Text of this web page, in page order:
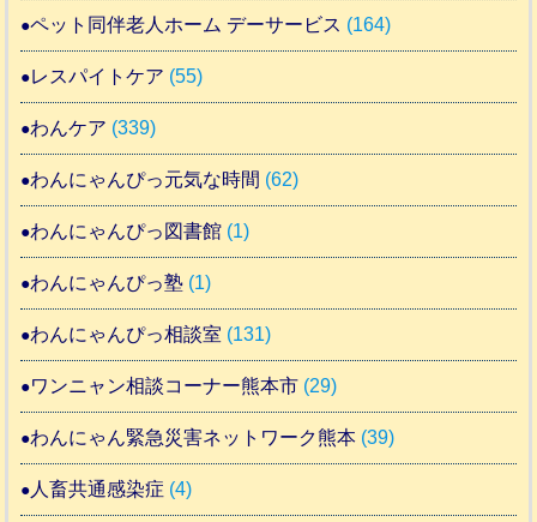
ペット同伴老人ホーム デーサービス (164)
レスパイトケア (55)
わんケア (339)
わんにゃんぴっ元気な時間 (62)
わんにゃんぴっ図書館 (1)
わんにゃんぴっ塾 (1)
わんにゃんぴっ相談室 (131)
ワンニャン相談コーナー熊本市 (29)
わんにゃん緊急災害ネットワーク熊本 (39)
人畜共通感染症 (4)